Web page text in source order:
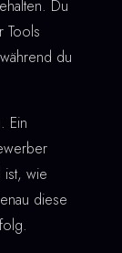
Du
Tools
du
Ein
ist, wie
diese